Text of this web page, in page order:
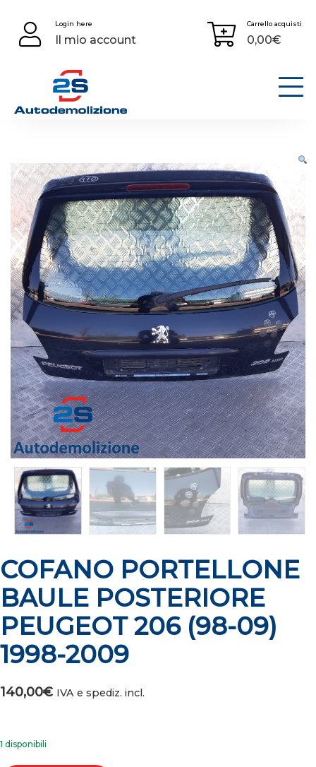
content
Login here
Il mio account
Carrello acquisti
0,00€
COFANO PORTELLONE
BAULE POSTERIORE
PEUGEOT 206 (98-09)
1998-2009
140,00€ IVA e spediz. incl.
1 disponibili